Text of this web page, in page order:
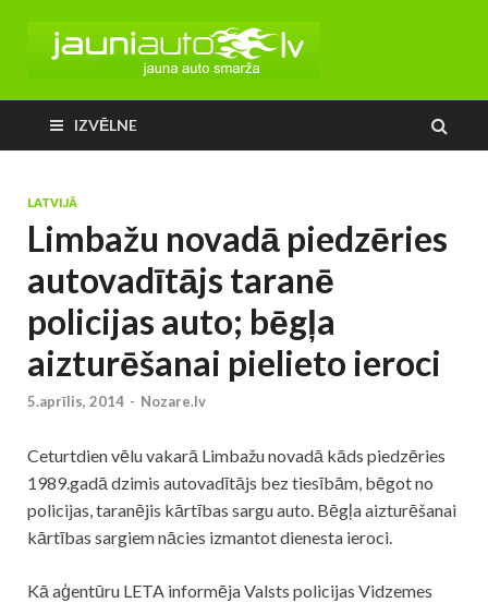
IZVĒLNE
LATVIJĀ
Limbažu novadā piedzēries
autovadītājs taranē
policijas auto; bēgļa
aizturēšanai pielieto ieroci
5.aprīlis, 2014 - Nozare.lv
Ceturtdien vēlu vakarā Limbažu novadā kāds piedzēries
1989.gadā dzimis autovadītājs bez tiesībām, bēgot no
policijas, taranējis kārtības sarguauto. Bēgļa aizturēšanai
kārtības sargiem nācies izmantot dienesta ieroci.
Kā aģentūru LETA informēja Valsts policijas Vidzemes